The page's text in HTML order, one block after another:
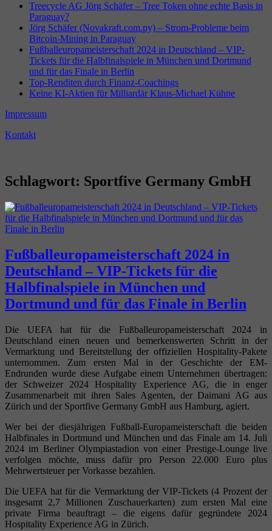
Treecycle AG Jörg Schäfer – Tree Token ohne echte Basis in
Paraguay?
Jörg Schäfer (Novakraft.com.py) – Strom-Probleme beim
Bitcoin-Mining in Paraguay
Fußballeuropameisterschaft 2024 in Deutschland – VIP-
Tickets für die Halbfinalspiele in München und Dortmund
und für das Finale in Berlin
Top-Renditen durch Finanz-Coachings
Keine KI-Aktien für Milliardär Klaus-Michael Kühne
Impressum
Kontakt
Schlagwort: Sportfive Germany GmbH
Fußballeuropameisterschaft 2024 in
Deutschland – VIP-Tickets für die
Halbfinalspiele in München und
Dortmund und für das Finale in Berlin
Die UEFA hat für die Fußballeuropameisterschaft 2024 in
Deutschland einen neuen und bemerkenswerten Schritt in der
Vermarktung und Bereitstellung der offiziellen Hospitality-Pakete
unternommen. Zum ersten Mal in der Geschichte der EM-
Endrunden wurde diese Aufgabe einem Unternehmen übertragen:
der Schweizer 2024 Hospitality Experience AG, die in enger
Zusammenarbeit mit ihren Sales Agenten, der Daimani AG aus
Zürich und der Sportfive Germany GmbH aus Hamburg, agiert.
Wer bei der diesjährigen Fußball-Europameisterschaft die beiden
Halbfinales in Dortmund und München und das Finale am 14. Juli
2024 im Berliner Olympiastadion von einer Prestige-Lounge live
verfolgen möchte, muss dafür pro Person 22.000 Euro plus
Mehrwertsteuer per Vorkasse bezahlen.
Die UEFA hat für die Vermarktung der VIP-Tickets (4 Prozent der
insgesamt 2,7 Millionen Zuschauerkarten) zum ersten Mal eine
private Firma beauftragt – die eigens dafür gegründete 2024
Hospitality Experience AG in Zürich.